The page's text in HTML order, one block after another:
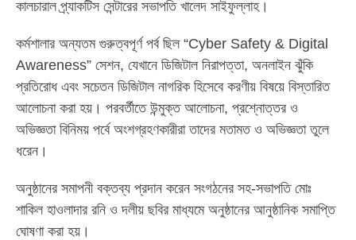
কালচারাল প্র্যাকটিস সেন্টারের সভাপতি খালেদ সাইফুল্লাহ।
কর্মশালার অন্যতম গুরুত্বপূর্ণ পর্ব ছিল “Cyber Safety & Digital
Awareness” সেশন, যেখানে ডিজিটাল নিরাপত্তা, অনলাইন ঝুঁকি
প্রতিরোধ এবং সচেতন ডিজিটাল নাগরিক হিসেবে করণীয় বিষয়ে বিস্তারিত
আলোচনা করা হয়। পরবর্তীতে উন্মুক্ত আলোচনা, প্রশ্নোত্তর ও
অভিজ্ঞতা বিনিময় পর্বে অংশগ্রহণকারীরা তাদের মতামত ও অভিজ্ঞতা তুলে
ধরেন।
অনুষ্ঠানের সমাপনী বক্তব্য প্রদান করেন সংগঠনের সহ-সভাপতি মোঃ
শাকিল হাওলাদার রনি ও দলীয় ছবির মাধ্যমে অনুষ্ঠানের আনুষ্ঠানিক সমাপ্তি
ঘোষণা করা হয়।